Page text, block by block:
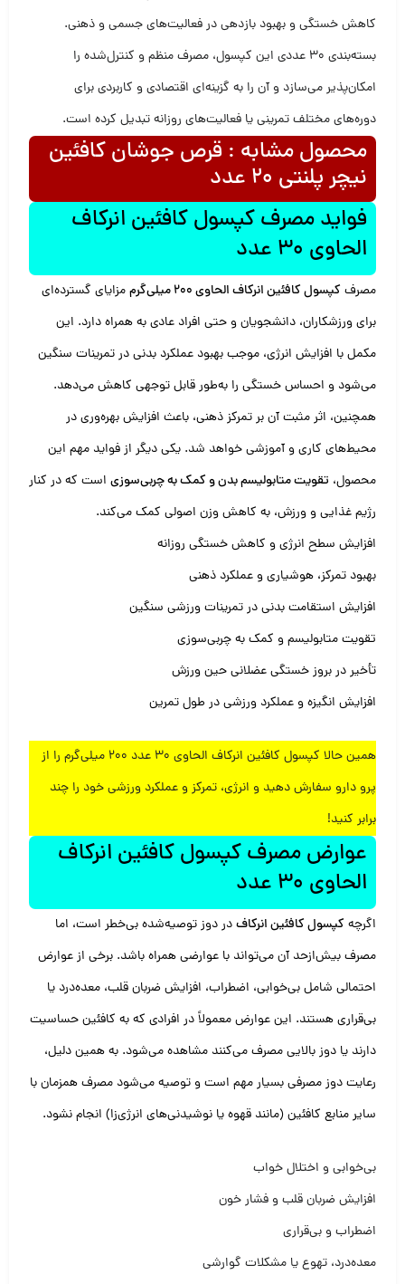
کاهش خستگی و بهبود بازدهی در فعالیت‌های جسمی و ذهنی.
بسته‌بندی 30 عددی این کپسول، مصرف منظم و کنترل‌شده را
امکان‌پذیر می‌سازد و آن را به گزینه‌ای اقتصادی و کاربردی برای
دوره‌های مختلف تمرینی یا فعالیت‌های روزانه تبدیل کرده است.
محصول مشابه : قرص جوشان کافئین
نیچر پلنتی 20 عدد
فواید مصرف کپسول کافئین انرکاف
الحاوی 30 عدد
مصرف کپسول کافئین انرکاف الحاوی 200 میلی‌گرم
مزایای گسترده‌ای
برای ورزشکاران، دانشجویان و حتی افراد عادی به همراه دارد. این
مکمل با افزایش انرژی، موجب بهبود عملکرد بدنی در تمرینات سنگین
می‌شود و احساس خستگی را به‌طور قابل توجهی کاهش می‌دهد.
همچنین، اثر مثبت آن بر تمرکز ذهنی، باعث افزایش بهره‌وری در
محیط‌های کاری و آموزشی خواهد شد. یکی دیگر از فواید مهم این
محصول، تقویت متابولیسم بدن و کمک به چربی‌سوزی است که در کنار
رژیم غذایی و ورزش، به کاهش وزن اصولی کمک می‌کند.
افزایش سطح انرژی و کاهش خستگی روزانه
بهبود تمرکز، هوشیاری و عملکرد ذهنی
افزایش استقامت بدنی در تمرینات ورزشی سنگین
تقویت متابولیسم و کمک به چربی‌سوزی
تأخیر در بروز خستگی عضلانی حین ورزش
افزایش انگیزه و عملکرد ورزشی در طول تمرین
همین حالا کپسول کافئین انرکاف الحاوی 30 عدد 200 میلی‌گرم را از
پرو دارو سفارش دهید و انرژی، تمرکز و عملکرد ورزشی خود را چند
برابر کنید!
عوارض مصرف کپسول کافئین انرکاف
الحاوی 30 عدد
اگرچه کپسول کافئین انرکافدر دوز توصیه‌شده بی‌خطر است، اما
مصرف بیش‌ازحد آن می‌تواند با عوارضی همراه باشد. برخی از عوارض
احتمالی شامل بی‌خوابی، اضطراب، افزایش ضربان قلب، معده‌درد یا
بی‌قراری هستند. این عوارض معمولاً در افرادی که به کافئین حساسیت
دارند یا دوز بالایی مصرف می‌کنند مشاهده می‌شود. به همین دلیل،
رعایت دوز مصرفی بسیار مهم است و توصیه می‌شود مصرف همزمان با
سایر منابع کافئین (مانند قهوه یا نوشیدنی‌های انرژی‌زا) انجام نشود.
بی‌خوابی و اختلال خواب
افزایش ضربان قلب و فشار خون
اضطراب و بی‌قراری
معده‌درد، تهوع یا مشکلات گوارشی